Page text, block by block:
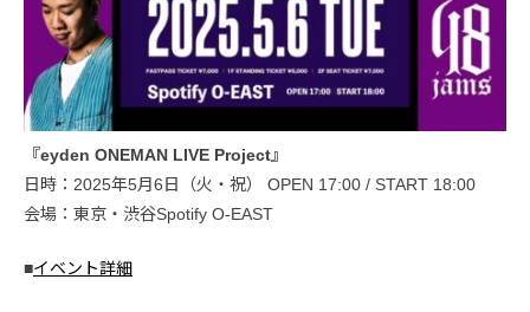
『eyden ONEMAN LIVE Project』
日時：2025年5月6日（火・祝） OPEN 17:00 / START 18:00
会場：東京・渋谷Spotify O-EAST
■イベント詳細